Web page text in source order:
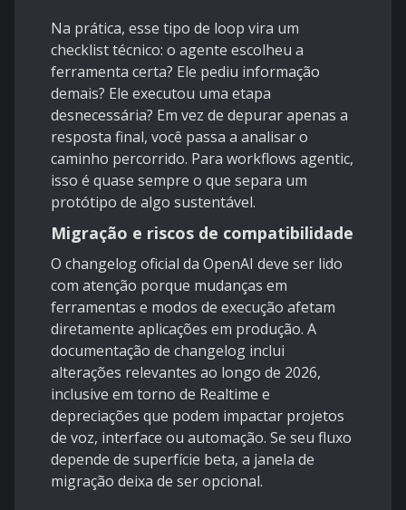
Na prática, esse tipo de loop vira um
checklist técnico: o agente escolheu a
ferramenta certa? Ele pediu informação
demais? Ele executou uma etapa
desnecessária? Em vez de depurar apenas a
resposta final, você passa a analisar o
caminho percorrido. Para workflows agentic,
isso é quase sempre o que separa um
protótipo de algo sustentável.
Migração e riscos de compatibilidade
O changelog oficial da OpenAI deve ser lido
com atenção porque mudanças em
ferramentas e modos de execução afetam
diretamente aplicações em produção. A
documentação de changelog inclui
alterações relevantes ao longo de 2026,
inclusive em torno de Realtime e
depreciações que podem impactar projetos
de voz, interface ou automação. Se seu fluxo
depende de superfície beta, a janela de
migração deixa de ser opcional.